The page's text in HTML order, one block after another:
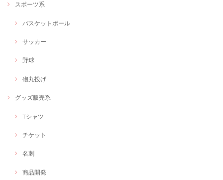
スポーツ系
バスケットボール
サッカー
野球
砲丸投げ
グッズ販売系
Tシャツ
チケット
名刺
商品開発